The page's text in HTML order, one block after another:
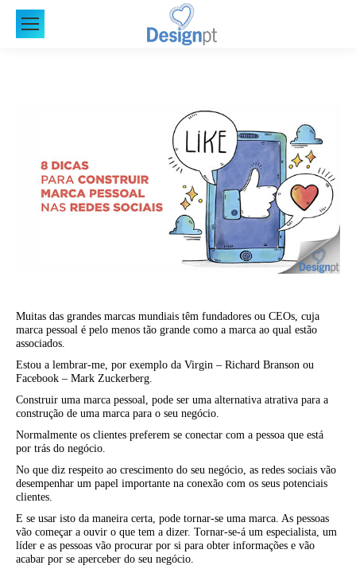
Muitas das grandes marcas mundiais têm fundadores ou CEOs, cuja
marca pessoal é pelo menos tão grande como a marca ao qual estão
associados.
Estou a lembrar-me, por exemplo da Virgin – Richard Branson ou
Facebook – Mark Zuckerberg.
Construir uma marca pessoal, pode ser uma alternativa atrativa para a
construção de uma marca para o seu negócio.
Normalmente os clientes preferem se conectar com a pessoa que está
por trás do negócio.
No que diz respeito ao crescimento do seu negócio, as redes sociais vão
desempenhar um papel importante na conexão com os seus potenciais
clientes.
E se usar isto da maneira certa, pode tornar-se uma marca. As pessoas
vão começar a ouvir o que tem a dizer. Tornar-se-á um especialista, um
líder e as pessoas vão procurar por si para obter informações e vão
acabar por se aperceber do seu negócio.